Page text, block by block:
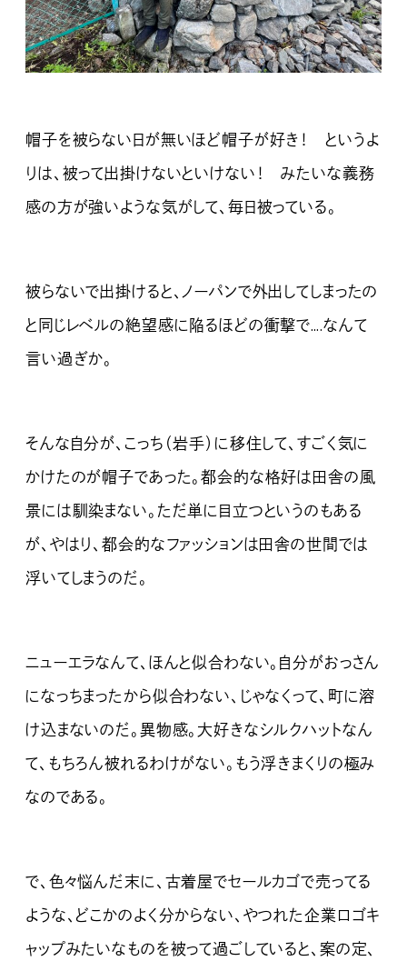
帽子を被らない日が無いほど帽子が好き！ というよ
りは、被って出掛けないといけない！ みたいな義務
感の方が強いような気がして、毎日被っている。
被らないで出掛けると、ノーパンで外出してしまったの
と同じレベルの絶望感に陥るほどの衝撃で….なんて
言い過ぎか。
そんな自分が、こっち（岩手）に移住して、すごく気に
かけたのが帽子であった。都会的な格好は田舎の風
景には馴染まない。ただ単に目立つというのもある
が、やはり、都会的なファッションは田舎の世間では
浮いてしまうのだ。
ニューエラなんて、ほんと似合わない。自分がおっさん
になっちまったから似合わない、じゃなくって、町に溶
け込まないのだ。異物感。大好きなシルクハットなん
て、もちろん被れるわけがない。もう浮きまくりの極み
なのである。
で、色々悩んだ末に、古着屋でセールカゴで売ってる
ような、どこかのよく分からない、やつれた企業ロゴキ
ャップみたいなものを被って過ごしていると、案の定、